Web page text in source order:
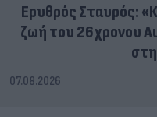
Ερυθρός Σταυρός:
ζωή του 26χρονου
07.08.2026